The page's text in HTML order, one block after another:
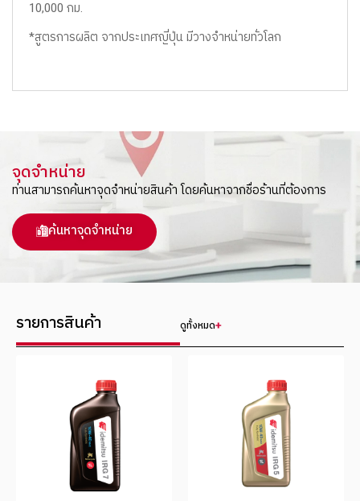
10,000 กม.
*สูตรการผลิต จากประเทศญี่ปุ่น มีวางจำหน่ายทั่วโลก
จุดจำหน่าย
ท่านสามารถค้นหาจุดจำหน่ายสินค้า โดยค้นหาจากชื่อร้านที่ต้องการ
ค้นหาจุดจำหน่าย
รายการสินค้า ดูทั้งหมด